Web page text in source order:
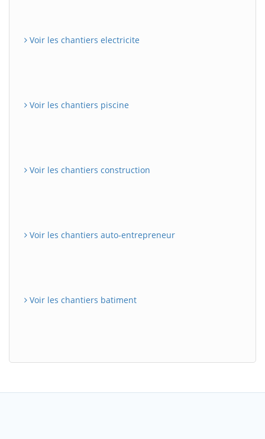
Voir les chantiers electricite
Voir les chantiers piscine
Voir les chantiers construction
Voir les chantiers auto-entrepreneur
Voir les chantiers batiment